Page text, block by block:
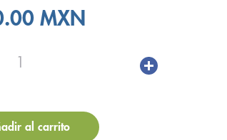
MXN
1
al carrito